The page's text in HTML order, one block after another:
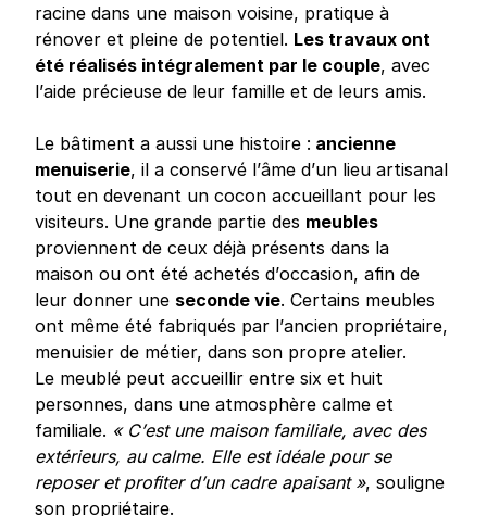
racine dans une maison voisine, pratique à
rénover et pleine de potentiel. Les travaux ont
été réalisés intégralement par le couple, avec
l’aide précieuse de leur famille et de leurs amis.
Le bâtiment a aussi une histoire : ancienne
menuiserie, il a conservé l’âme d’un lieu artisanal
tout en devenant un cocon accueillant pour les
visiteurs. Une grande partie des meubles
proviennent de ceux déjà présents dans la
maison ou ont été achetés d’occasion, afin de
leur donner une seconde vie. Certains meubles
ont même été fabriqués par l’ancien propriétaire,
menuisier de métier, dans son propre atelier.
Le meublé peut accueillir entre six et huit
personnes, dans une atmosphère calme et
familiale. « C’est une maison familiale, avec des
extérieurs, au calme. Elle est idéale pour se
reposer et profiter d’un cadre apaisant », souligne
son propriétaire.